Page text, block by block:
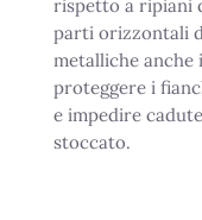
rispetto a ripiani
parti orizzontali
metalliche
proteggere i
e impedire
stoccato.